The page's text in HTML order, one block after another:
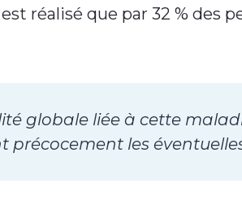
réalisé que par 32 % des
globale liée à cette
les